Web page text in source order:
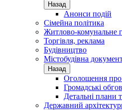
Назад
Анонси подій
Сімейна політика
Житлово-комунальне
Торгівля, реклама
Будівництво
Містобудівна
Назад
Оголошення про
Громадські
Детальні плани
Державний